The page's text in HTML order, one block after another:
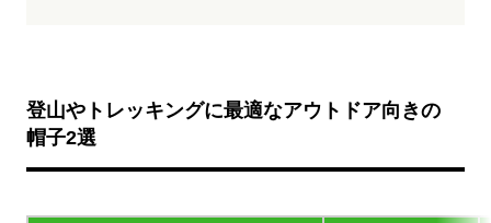
登山やトレッキングに最適なアウトドア向きの
帽子2選